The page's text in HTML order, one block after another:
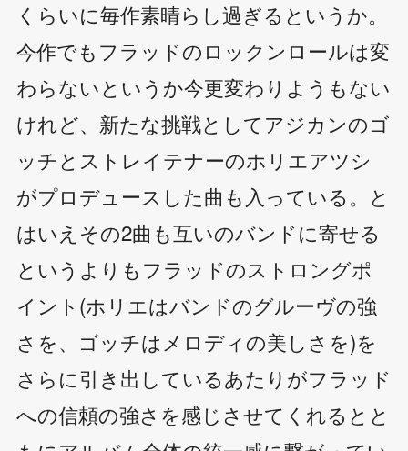
くらいに毎作素晴らし過ぎるというか。
今作でもフラッドのロックンロールは変
わらないというか今更変わりようもない
けれど、新たな挑戦としてアジカンのゴ
ッチとストレイテナーのホリエアツシ
がプロデュースした曲も入っている。と
はいえその2曲も互いのバンドに寄せる
というよりもフラッドのストロングポ
イント(ホリエはバンドのグルーヴの強
さを、ゴッチはメロディの美しさを)を
さらに引き出しているあたりがフラッド
への信頼の強さを感じさせてくれるとと